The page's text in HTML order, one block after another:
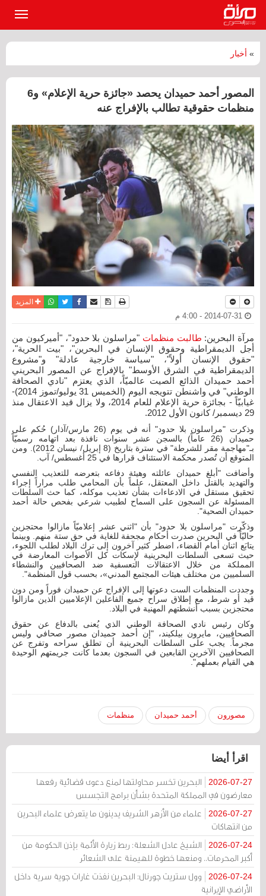
» أخبار
المصور أحمد حميدان يحصد «جائزة حرية الإعلام» و6
منظمات حقوقية تطالب بالإفراج عنه
نسخة للطباعة
حفظ الموضوع
أرسل الى صديق
فيسبوكتويترواتسابالمزيد
مرآة البحرين: طالبت منظمات "مراسلون بلا حدود"، "أميركيون من
أجل الديمقراطية وحقوق الإنسان في البحرين"، "بيت الحرية"،
"حقوق الإنسان أولاً"، "سياسة خارجية عادلة" و"مشروع
الديمقراطية في الشرق الأوسط" بالإفراج عن المصور البحريني
أحمد حميدان الذائع الصيت عالميّاً، الذي يعتزم "نادي الصحافة
الوطني" في واشنطن تتويجه اليوم (الخميس 31 يوليو/تموز 2014)-
غيابيّاً - بجائزة حرية الإعلام للعام 2014، ولا يزال قيد الاعتقال منذ
29 ديسمبر/ كانون الأول 2012.
وذكرت "مراسلون بلا حدود" أنه في يوم (26 مارس/آذار) حُكم على
حميدان (26 عاماً) بالسجن عشر سنوات نافذة بعد اتهامه رسميّاً
بـ"مهاجمة مقر للشرطة" في سترة بتاريخ (8 إبريل/ نيسان 2012). ومن
المتوقع أن تُصدر محكمة الاستئناف قرارها في 25 أغسطس/ آب.
وأضافت "أبلغ حميدان عائلته وهيئة دفاعه بتعرضه للتعذيب النفسي
والتهديد بالقتل داخل المعتقل، علماً بأن المحامي طلب مراراً إجراء
تحقيق مستقل في الادعاءات بشأن تعذيب موكله، كما حث السلطات
المسئولة عن السجون على السماح لطبيب شرعي بفحص حالة أحمد
حميدان الصحية".
وذكّرت "مراسلون بلا حدود" بأن "اثني عشر إعلاميّاً مازالوا محتجزين
حاليّاً في البحرين صدرت أحكام مجحفة للغاية في حق ستة منهم. وبينما
يتابَع اثنان أمام القضاء، اضطر كثير آخرون إلى ترك البلاد لطلب اللجوء،
حيث تسعى السلطات البحرينية لإسكات كل الأصوات المعارضة في
المملكة من خلال الاعتقالات التعسفية ضد الصحافيين والنشطاء
السلميين من مختلف هيئات المجتمع المدني»، بحسب قول المنظمة".
وجددت المنظمات الست دعوتها إلى الإفراج عن حميدان فوراً ومن دون
قيد أو شرط، مع إطلاق سراح جميع الفاعلين الإعلاميين الذين مازالوا
محتجزين بسبب أنشطتهم المهنية في البلاد.
وكان رئيس نادي الصحافة الوطني الذي يُعنى بالدفاع عن حقوق
الصحافيين، مايرون بيلكيند، "إن أحمد حميدان مصور صحافي وليس
مجرماً. يجب على السلطات البحرينية أن تطلق سراحه وتفرج عن
الصحافيين الآخرين القابعين في السجون بعدما كانت جريمتهم الوحيدة
هي القيام بعملهم".
مصورون أحمد حميدان منظمات
اقرأ أيضا
2026-07-27
البحرين تخسر محاولتها لمنع دعوى قضائية رفعها
معارضون في المملكة المتحدة بشأن برامج التجسس
2026-07-27
علماء من الأزهر الشريف يدينون ما يتعرض علماء البحرين
من انتهاكات
2026-07-24
الشيخ عادل الشعلة: ربط زيارة الأئمة بإذن الحكومة من
أكبر المحرمات.. ومنعها خطوة للهيمنة على الشعائر
2026-07-24
وول ستريت جورنال: البحرين نفذت غارات جوية سرية داخل
الأراضي الإيرانية